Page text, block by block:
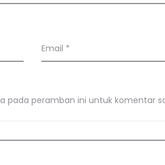
Email *
pada peramban ini untuk komentar